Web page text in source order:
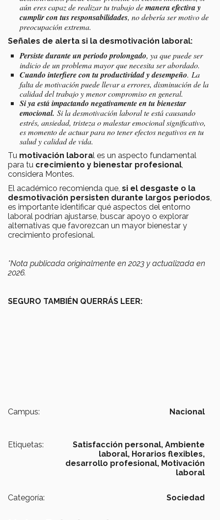
aún eres capaz de realizar tu trabajo demanera efectiva y
cumplir con tus responsabilidades, no debería ser motivo de
preocupación extrema.
Señales de alerta si la desmotivación laboral:
Persiste durante un periodo prolongado, ya que puede ser
indicio de un problema mayor que necesita ser abordado.
Cuando interfiere con tu productividad y desempeño. La
falta de motivación puede llevar a errores, disminución de la
calidad del trabajo y menor compromiso en general.
Si ya está impactando negativamente en tu bienestar
emocional. Si la desmotivación laboral te está causando
estrés, ansiedad, tristeza o malestar emocional significativo,
es momento de actuar para no tener efectos negativos en tu
salud y calidad de vida.
Tu motivación laboral es un aspecto fundamental
para tu crecimiento y bienestar profesional,
considera Montes.
El académico recomienda que, si el desgaste o la
desmotivación persisten durante largos periodos,
es importante identificar qué aspectos del entorno
laboral podrían ajustarse, buscar apoyo o explorar
alternativas que favorezcan un mayor bienestar y
crecimiento profesional.
*Nota publicada originalmente en 2023 y actualizada en
2026.
SEGURO TAMBIÉN QUERRÁS LEER:
Campus: Nacional
Etiquetas: Satisfacción personal, Ambiente
laboral, Horarios flexibles,
desarrollo profesional, Motivación
laboral
Categoría: Sociedad